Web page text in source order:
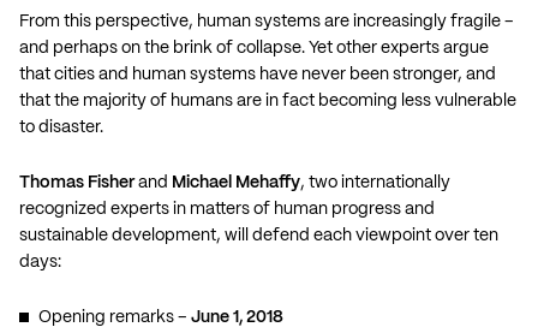
From this perspective, human systems are increasingly fragile –
and perhaps on the brink of collapse. Yet other experts argue
that cities and human systems have never been stronger, and
that the majority of humans are in fact becoming less vulnerable
to disaster.
Thomas Fisherand Michael Mehaffy, two internationally
recognized experts in matters of human progress and
sustainable development, will defend each viewpoint over ten
days:
Opening remarks – June 1, 2018